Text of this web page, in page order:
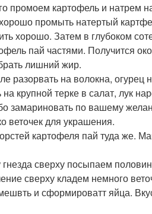
промоем картофель и натрем
промыть натертый
хорошо. Затем в глубоком
пай частями. Получится
лишний жир.
разорвать на волокна, огурец
крупной терке в салат, лук
замариновать по вашему
веточек для украшения.
картофеля пай туда же.
сверху посыпаем
сверху кладем немного
и сформироватт яйца.